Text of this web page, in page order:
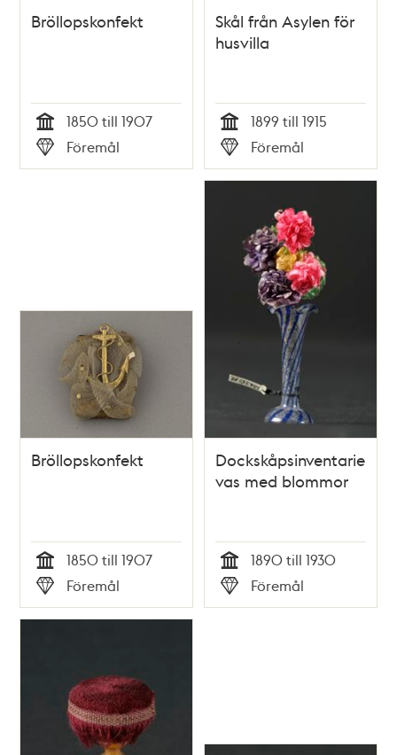
Bröllopskonfekt
Tid
1850 till 1907
Typ
Föremål
Skål från Asylen för
husvilla
Tid
1899 till 1915
Typ
Föremål
Bröllopskonfekt
Tid
1850 till 1907
Typ
Föremål
Dockskåpsinventarie;
vas med blommor
Tid
1890 till 1930
Typ
Föremål